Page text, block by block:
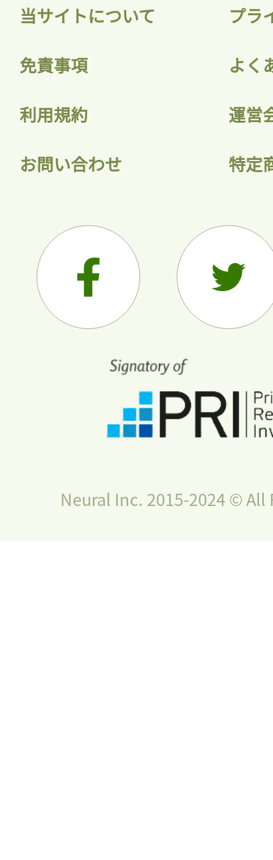
会員登録
当サイトについて プラ
免責事項 よく
利用規約 運営
お問い合わせ 特定
Neural Inc. 2015-2024 © All